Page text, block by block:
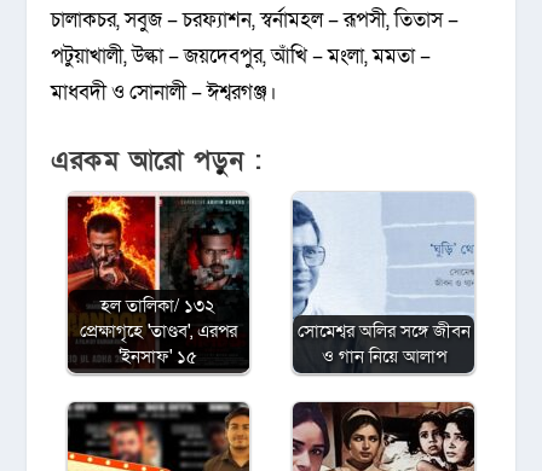
চালাকচর, সবুজ – চরফ্যাশন, স্বর্নামহল – রূপসী, তিতাস –
পটুয়াখালী, উল্কা – জয়দেবপুর, আঁখি – মংলা, মমতা –
মাধবদী ও সোনালী – ঈশ্বরগঞ্জ।
এরকম আরো পড়ুন :
হল তালিকা/ ১৩২
প্রেক্ষাগৃহে 'তাণ্ডব', এরপর
'ইনসাফ' ১৫
সোমেশ্বর অলির সঙ্গে জীবন
ও গান নিয়ে আলাপ